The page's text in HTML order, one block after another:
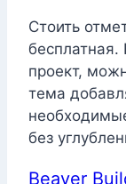
Стоить
бесплатная.
проект,
тема
без
Beaver